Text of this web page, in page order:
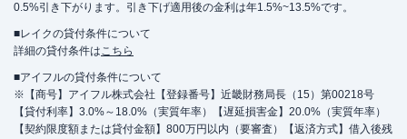
0.5%引き下がります。引き下げ適用後の金利は年1.5%~13.5%です。
■レイクの貸付条件について
詳細の貸付条件はこちら
■アイフルの貸付条件について
※【商号】アイフル株式会社【登録番号】近畿財務局長（15）第00218号
【貸付利率】3.0%～18.0%（実質年率）【遅延損害金】20.0%（実質年率）
【契約限度額または貸付金額】800万円以内（要審査）【返済方式】借入後残